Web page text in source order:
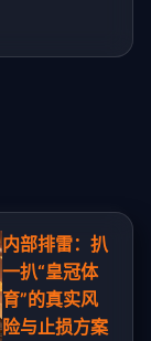
内部排雷：扒
一扒“皇冠体
育”的真实风
险与止损方案